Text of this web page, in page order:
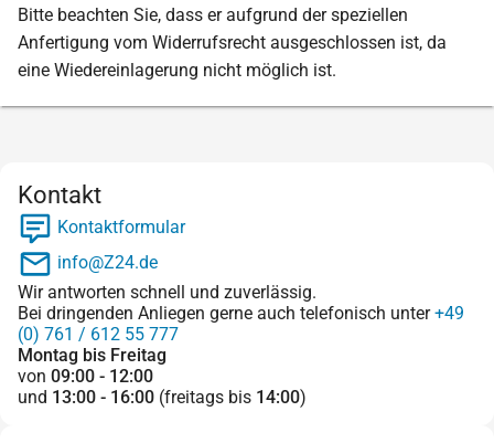
Bitte beachten Sie, dass er aufgrund der speziellen
Anfertigung vom Widerrufsrecht ausgeschlossen ist, da
eine Wiedereinlagerung nicht möglich ist.
Kontakt
Kontaktformular
info@Z24.de
Wir antworten schnell und zuverlässig.
Bei dringenden Anliegen gerne auch telefonisch unter+49
(0) 761 / 612 55 777
Montag bis Freitag
von 09:00 - 12:00
und 13:00 - 16:00 (freitags bis 14:00)